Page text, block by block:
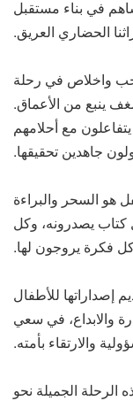
في بناء مستقبل
الحضاري العريق.
واخلاص في رحلة
ينبع من الأعماق.
مع أحلامهم
جاهدين تحقيقها.
هو السحر والبراءة
كتاب يصدرونه، وكل
فكرة يروجون لها.
إصداراتها للأطفال
والابداع، في سعي
والارتقاء بأمته.
الرحلة الجميلة نحو